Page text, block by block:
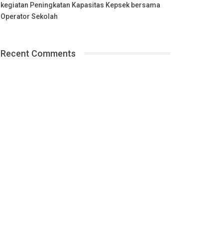
kegiatan Peningkatan Kapasitas Kepsek bersama
Operator Sekolah
Recent Comments